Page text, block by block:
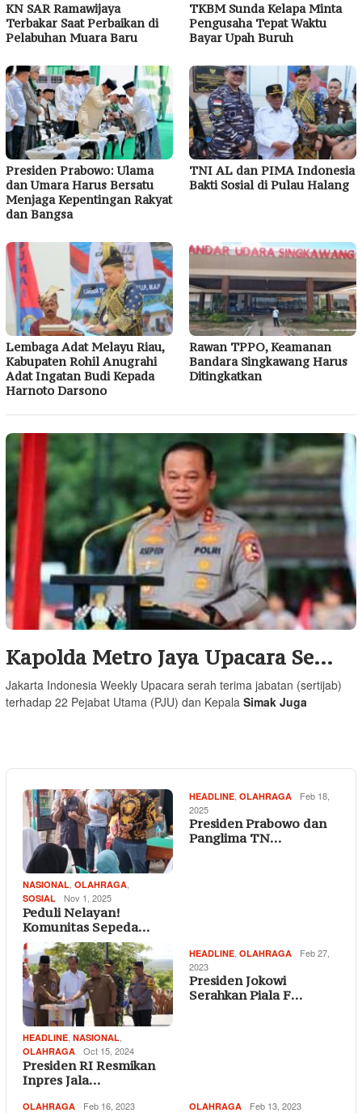
KN SAR Ramawijaya
Terbakar Saat Perbaikan di
Pelabuhan Muara Baru
TKBM Sunda Kelapa Minta
Pengusaha Tepat Waktu
Bayar Upah Buruh
Presiden Prabowo: Ulama
dan Umara Harus Bersatu
Menjaga Kepentingan Rakyat
dan Bangsa
TNI AL dan PIMA Indonesia
Bakti Sosial di Pulau Halang
Lembaga Adat Melayu Riau,
Kabupaten Rohil Anugrahi
Adat Ingatan Budi Kepada
Harnoto Darsono
Rawan TPPO, Keamanan
Bandara Singkawang Harus
Ditingkatkan
Kapolda Metro Jaya Upacara Se…
Jakarta Indonesia Weekly Upacara serah terima jabatan (sertijab)
terhadap 22 Pejabat Utama (PJU) dan Kepala Simak Juga
NASIONAL OLAHRAGA
SOSIAL Nov 1, 2025
Peduli Nelayan!
Komunitas Sepeda…
HEADLINE OLAHRAGA
Feb 18,
2025
Presiden Prabowo dan
Panglima TN…
HEADLINE NASIONAL
OLAHRAGA Oct 15, 2024
Presiden RI Resmikan
Inpres Jala…
HEADLINE OLAHRAGA
Feb 27,
2023
Presiden Jokowi
Serahkan Piala F…
OLAHRAGA Feb 16, 2023 OLAHRAGA Feb 13, 2023